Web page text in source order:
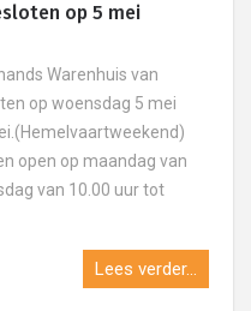
op 5 mei
Warenhuis van
op woensdag 5 mei
open op maandag van
van 10.00 uur tot
Lees verder...